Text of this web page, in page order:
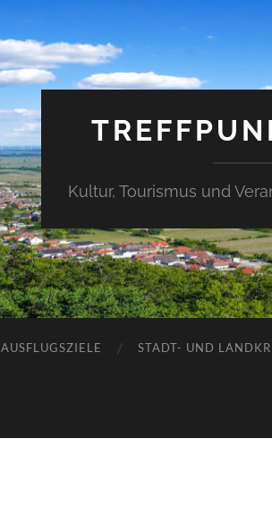
Kultur, Tourismus und
AUSFLUGSZIELE STADT- UND